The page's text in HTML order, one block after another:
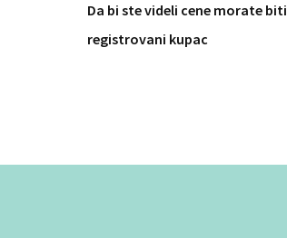
Da bi ste videli cene morate biti
registrovani kupac